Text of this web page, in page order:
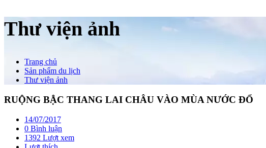
Thư viện ảnh
Trang chủ
Sản phẩm du lịch
Thư viện ảnh
RUỘNG BẬC THANG LAI CHÂU VÀO MÙA NƯỚC ĐỔ
14/07/2017
0 Bình luận
1392 Lượt xem